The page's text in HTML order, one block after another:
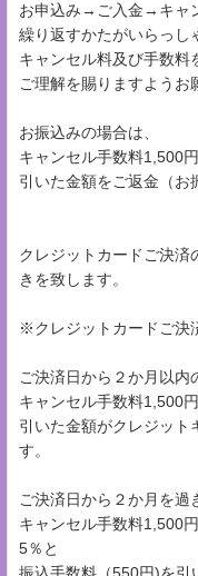
お申込み→ご入金→キャ
繰り返すかたがいらっし
キャンセル料及び手数料
ご理解を賜りますようお
お振込みの場合は、
キャンセル手数料1,500
引いた金額をご返金（お
クレジットカードご決済
きを致します。
※クレジットカードご決
ご決済日から２か月以内
キャンセル手数料1,500
引いた金額がクレジット
す。
ご決済日から２か月を過
キャンセル手数料1,500
5％と